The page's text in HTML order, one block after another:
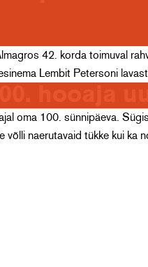
42. korda toimuval
Lembit Petersoni
oma 100. sünnipäeva.
võlli naerutavaid tükke kui ka